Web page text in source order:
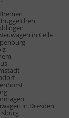
in Celle
in Dresden